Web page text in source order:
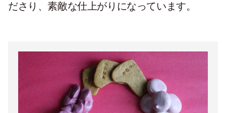
ださり、素敵な仕上がりになっています。